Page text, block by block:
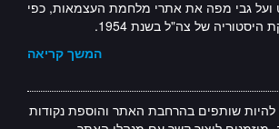
גבי מפה את אתרי מלחמת העצמאות, כפי
של צה"ל בשנת 1954.
המשך קריאה
להיות שותפים בהרחבת האתר והוספת נקודות